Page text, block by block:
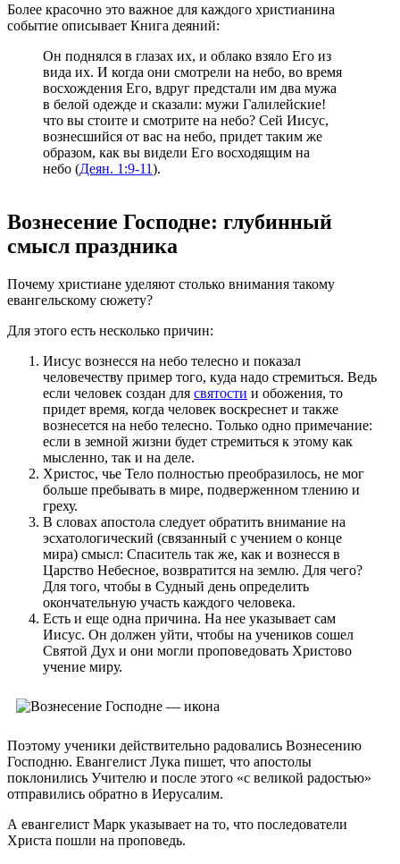
Более красочно это важное для каждого христианина
событие описывает Книга деяний:
Он поднялся в глазах их, и облако взяло Его из
вида их. И когда они смотрели на небо, во время
восхождения Его, вдруг предстали им два мужа
в белой одежде и сказали: мужи Галилейские!
что вы стоите и смотрите на небо? Сей Иисус,
вознесшийся от вас на небо, придет таким же
образом, как вы видели Его восходящим на
небо (Деян. 1:9-11).
Вознесение Господне: глубинный
смысл праздника
Почему христиане уделяют столько внимания такому
евангельскому сюжету?
Для этого есть несколько причин:
Иисус вознесся на небо телесно и показал
человечеству пример того, куда надо стремиться. Ведь
если человек создан для святости и обожения, то
придет время, когда человек воскреснет и также
вознесется на небо телесно. Только одно примечание:
если в земной жизни будет стремиться к этому как
мысленно, так и на деле.
Христос, чье Тело полностью преобразилось, не мог
больше пребывать в мире, подверженном тлению и
греху.
В словах апостола следует обратить внимание на
эсхатологический (связанный с учением о конце
мира) смысл: Спаситель так же, как и вознесся в
Царство Небесное, возвратится на землю. Для чего?
Для того, чтобы в Судный день определить
окончательную участь каждого человека.
Есть и еще одна причина. На нее указывает сам
Иисус. Он должен уйти, чтобы на учеников сошел
Святой Дух и они могли проповедовать Христово
учение миру.
Поэтому ученики действительно радовались Вознесению
Господню. Евангелист Лука пишет, что апостолы
поклонились Учителю и после этого «с великой радостью»
отправились обратно в Иерусалим.
А евангелист Марк указывает на то, что последователи
Христа пошли на проповедь.